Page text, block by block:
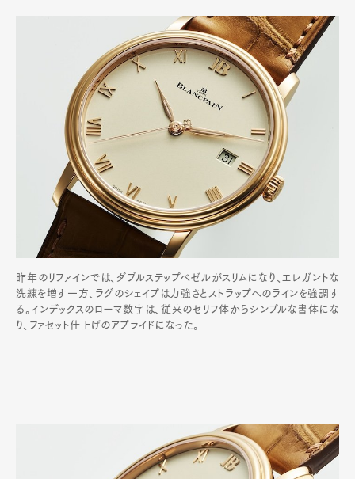
昨年のリファインでは、ダブルステップベゼルがスリムになり、エレガントな
洗練を増す一方、ラグのシェイプは力強さとストラップへのラインを強調す
る。インデックスのローマ数字は、従来のセリフ体からシンプルな書体にな
り、ファセット仕上げのアプライドになった。